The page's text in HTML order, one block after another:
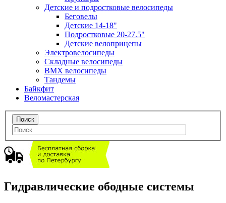
Детские и подростковые велосипеды
Беговелы
Детские 14-18"
Подростковые 20-27.5"
Детские велоприцепы
Электровелосипеды
Складные велосипеды
BMX велосипеды
Тандемы
Байкфит
Веломастерская
Гидравлические ободные системы